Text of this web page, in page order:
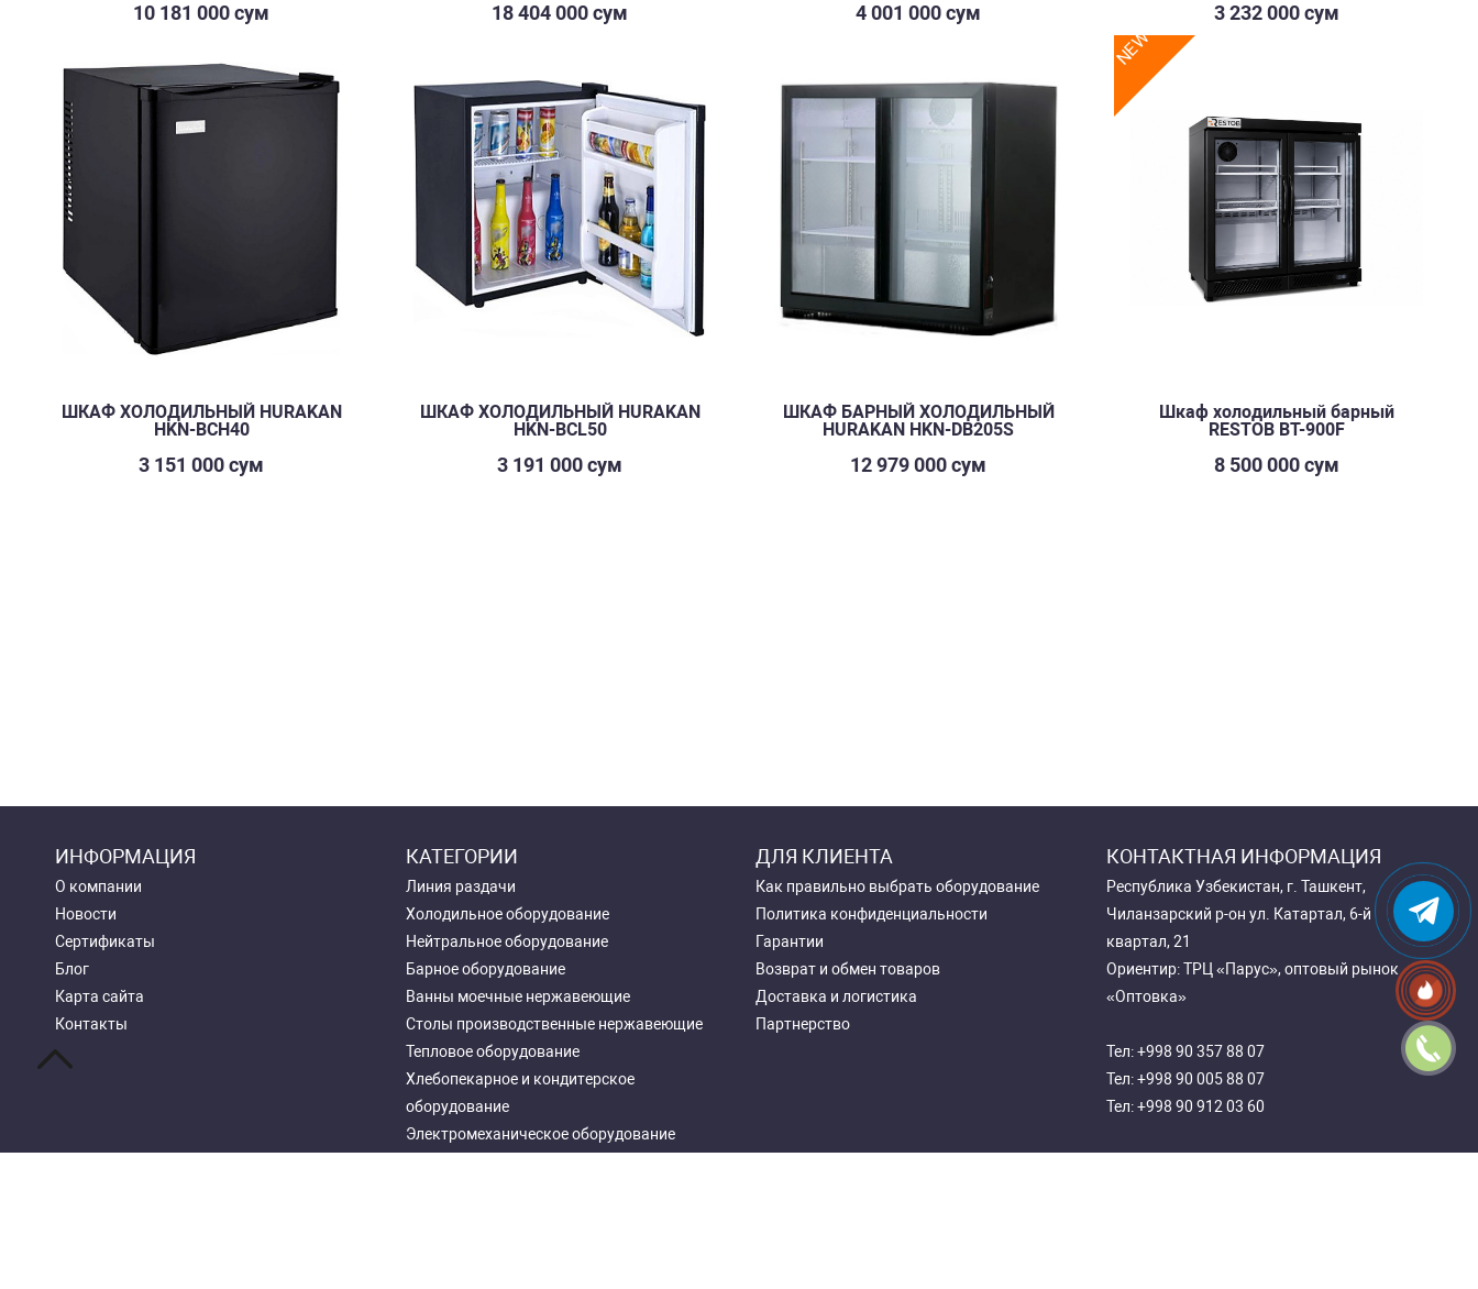
10 181 000 сум 18 404 000 сум 4 001 000 сум 3 232 000 сум
ШКАФ ХОЛОДИЛЬНЫЙ HURAKAN
HKN-BCH40
3 151 000 сум
ШКАФ ХОЛОДИЛЬНЫЙ HURAKAN
HKN-BCL50
3 191 000 сум
ШКАФ БАРНЫЙ ХОЛОДИЛЬНЫЙ
HURAKAN HKN-DB205S
12 979 000 сум
NEW
Шкаф холодильный барный
RESTOB BT-900F
8 500 000 сум
ИНФОРМАЦИЯ
О компании
Новости
Сертификаты
Блог
Карта сайта
Контакты
КАТЕГОРИИ
Линия раздачи
Холодильное оборудование
Нейтральное оборудование
Барное оборудование
Ванны моечные нержавеющие
Столы производственные нержавеющие
Тепловое оборудование
Хлебопекарное и кондитерское
оборудование
Электромеханическое оборудование
ДЛЯ КЛИЕНТА
Как правильно выбрать оборудование
Политика конфиденциальности
Гарантии
Возврат и обмен товаров
Доставка и логистика
Партнерство
КОНТАКТНАЯ ИНФОРМАЦИЯ
Республика Узбекистан, г. Ташкент,
Чиланзарский р-он ул. Катартал, 6-й
квартал, 21
Ориентир: ТРЦ «Парус», оптовый рынок
«Оптовка»
Тел:+998 90 357 88 07
Тел:+998 90 005 88 07
Тел:+998 90 912 03 60